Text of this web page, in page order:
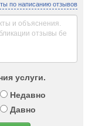
по написанию отзывов
услуги.
Недавно
Давно